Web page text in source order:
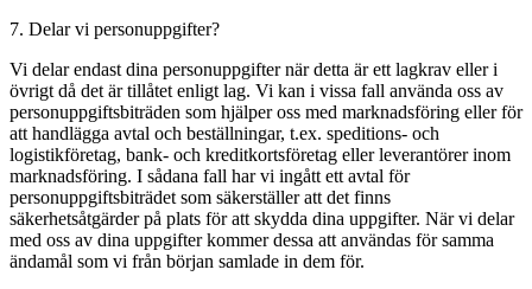
7. Delar vi personuppgifter?
Vi delar endast dina personuppgifter när detta är ett lagkrav eller i
övrigt då det är tillåtet enligt lag. Vi kan i vissa fall använda oss av
personuppgiftsbiträden som hjälper oss med marknadsföring eller för
att handlägga avtal och beställningar, t.ex. speditions- och
logistikföretag, bank- och kreditkortsföretag eller leverantörer inom
marknadsföring. I sådana fall har vi ingått ett avtal för
personuppgiftsbiträdet som säkerställer att det finns
säkerhetsåtgärder på plats för att skydda dina uppgifter. När vi delar
med oss av dina uppgifter kommer dessa att användas för samma
ändamål som vi från början samlade in dem för.